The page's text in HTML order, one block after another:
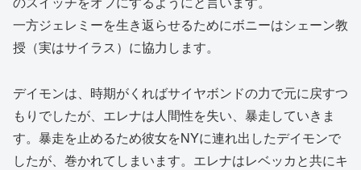
一方ジェレミーを生き返らせるためにボニーはシェーン教
授（実はサイラス）に協力します。
デイモンは、時期がくればサイヤボンドの力で元に戻すつ
もりでしたが、エレナは人間性を失い、暴走していきま
す。暴走を止めるため彼女をNYに連れ出したデイモンで
したが、巻かれてしまいます。エレナはレベッカと共にキ